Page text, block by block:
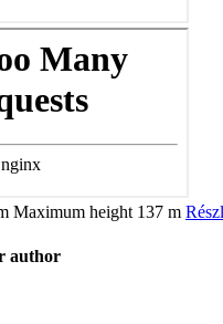
Maximum height 137 m
author